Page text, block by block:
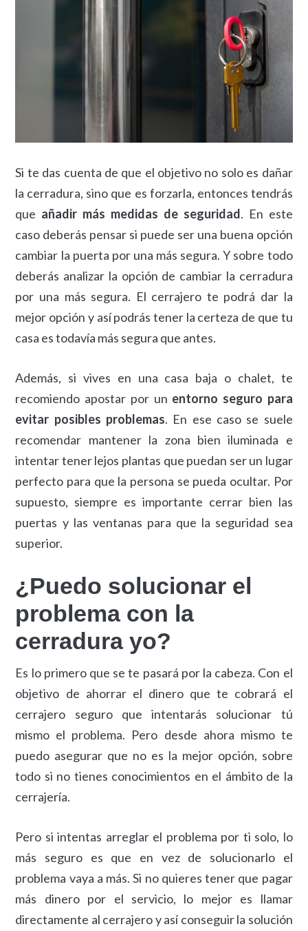
Si te das cuenta de que el objetivo no solo es dañar
la cerradura, sino que es forzarla, entonces tendrás
que añadir más medidas de seguridad. En este
caso deberás pensar si puede ser una buena opción
cambiar la puerta por una más segura. Y sobre todo
deberás analizar la opción de cambiar la cerradura
por una más segura. El cerrajero te podrá dar la
mejor opción y así podrás tener la certeza de que tu
casa es todavía más segura que antes.
Además, si vives en una casa baja o chalet, te
recomiendo apostar por un entorno seguro para
evitar posibles problemas. En ese caso se suele
recomendar mantener la zona bien iluminada e
intentar tener lejos plantas que puedan ser un lugar
perfecto para que la persona se pueda ocultar. Por
supuesto, siempre es importante cerrar bien las
puertas y las ventanas para que la seguridad sea
superior.
¿Puedo solucionar el
problema con la
cerradura yo?
Es lo primero que se te pasará por la cabeza. Con el
objetivo de ahorrar el dinero que te cobrará el
cerrajero seguro que intentarás solucionar tú
mismo el problema. Pero desde ahora mismo te
puedo asegurar que no es la mejor opción, sobre
todo si no tienes conocimientos en el ámbito de la
cerrajería.
Pero si intentas arreglar el problema por ti solo, lo
más seguro es que en vez de solucionarlo el
problema vaya a más. Si no quieres tener que pagar
más dinero por el servicio, lo mejor es llamar
directamente al cerrajero y así conseguir la solución